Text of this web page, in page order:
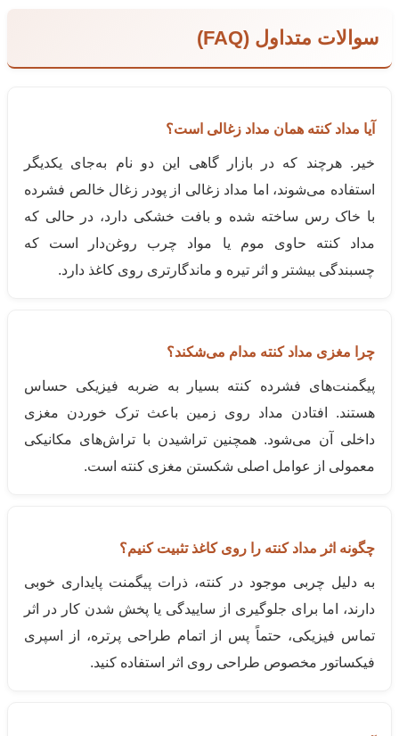
سوالات متداول (FAQ)
آیا مداد کنته همان مداد زغالی است؟
خیر. هرچند که در بازار گاهی این دو نام به‌جای یکدیگر
استفاده می‌شوند، اما مداد زغالی از پودر زغال خالص فشرده
با خاک رس ساخته شده و بافت خشکی دارد، در حالی که
مداد کنته حاوی موم یا مواد چرب روغن‌دار است که
چسبندگی بیشتر و اثر تیره و ماندگارتری روی کاغذ دارد.
چرا مغزی مداد کنته مدام می‌شکند؟
پیگمنت‌های فشرده کنته بسیار به ضربه فیزیکی حساس
هستند. افتادن مداد روی زمین باعث ترک خوردن مغزی
داخلی آن می‌شود. همچنین تراشیدن با تراش‌های مکانیکی
معمولی از عوامل اصلی شکستن مغزی کنته است.
چگونه اثر مداد کنته را روی کاغذ تثبیت کنیم؟
به دلیل چربی موجود در کنته، ذرات پیگمنت پایداری خوبی
دارند، اما برای جلوگیری از ساییدگی یا پخش شدن کار در اثر
تماس فیزیکی، حتماً پس از اتمام طراحی پرتره، از اسپری
فیکساتور مخصوص طراحی روی اثر استفاده کنید.